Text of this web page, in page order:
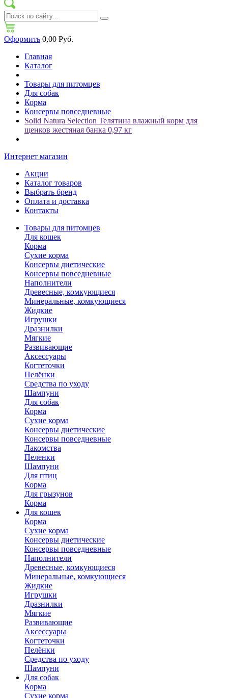
Оформить 0,00 Руб.
Главная
Каталог
Товары для питомцев
Для собак
Корма
Консервы повседневные
Solid Natura Selection Телятина влажный корм для
щенков жестяная банка 0,97 кг
Интернет магазин
Акции
Каталог товаров
Выбрать бренд
Оплата и доставка
Контакты
Товары для питомцев
Для кошек
Корма
Сухие корма
Консервы диетические
Консервы повседневные
Наполнители
Древесные, комкующиеся
Минеральные, комкующиеся
Жидкие
Игрушки
Дразнилки
Мягкие
Развивающие
Аксессуары
Когтеточки
Пелёнки
Средства по уходу
Шампуни
Для собак
Корма
Сухие корма
Консервы диетические
Консервы повседневные
Лакомства
Пеленки
Шампуни
Для птиц
Корма
Для грызунов
Корма
Для кошек
Корма
Сухие корма
Консервы диетические
Консервы повседневные
Наполнители
Древесные, комкующиеся
Минеральные, комкующиеся
Жидкие
Игрушки
Дразнилки
Мягкие
Развивающие
Аксессуары
Когтеточки
Пелёнки
Средства по уходу
Шампуни
Для собак
Корма
Сухие корма